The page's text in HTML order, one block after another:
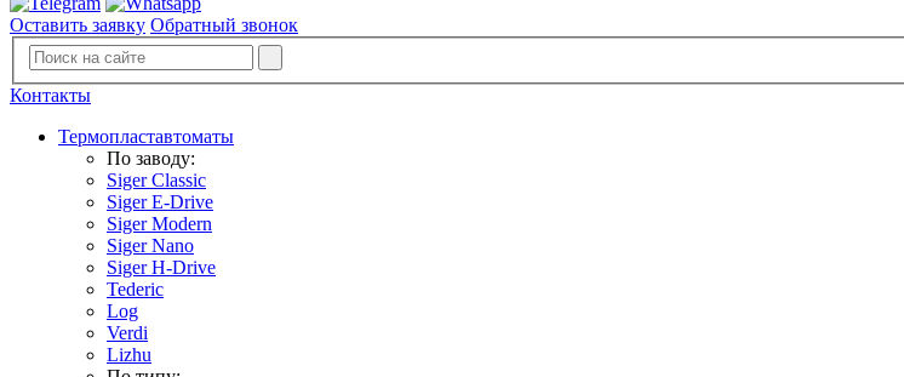
Оставить заявку Обратный звонок
Контакты
Термопластавтоматы
По заводу:
Siger Classic
Siger E-Drive
Siger Modern
Siger Nano
Siger H-Drive
Tederic
Log
Verdi
Lizhu